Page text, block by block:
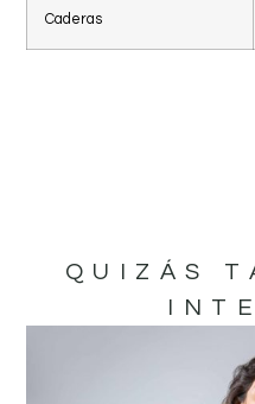
Caderas
QUIZÁS